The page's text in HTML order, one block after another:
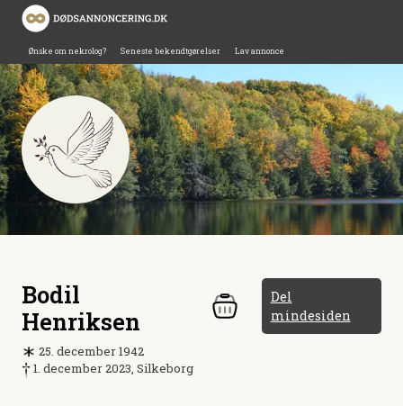
Ønske om nekrolog? Seneste bekendtgørelser Lav annonce
Bodil
Henriksen
Del
mindesiden
25. december 1942
1. december 2023, Silkeborg